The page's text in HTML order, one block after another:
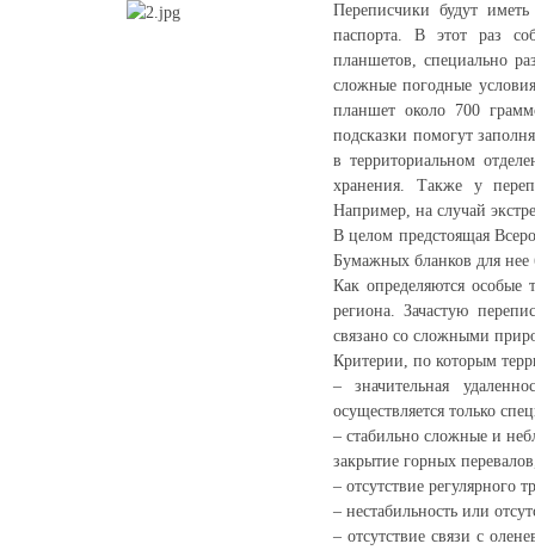
Переписчики будут
паспорта. В этот раз
планшетов, специально
сложные погодные
планшет около 700
подсказки помогут
в территориальном
хранения. Также у
Например, на случай
В целом предстоящая
Бумажных бланков для нее
Как определяются особые
региона. Зачастую
связано со сложными
Критерии, по которым
– значительная
осуществляется только
– стабильно сложные и
закрытие горных
– отсутствие регулярного
– нестабильность или
– отсутствие связи с